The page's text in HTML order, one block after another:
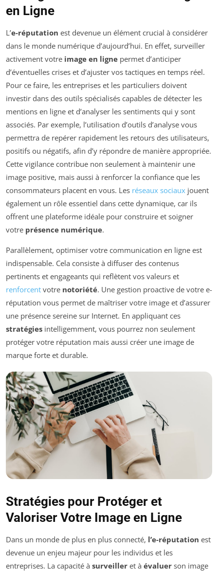
en Ligne
L’e-réputation est devenue un élément crucial à considérer
dans le monde numérique d’aujourd’hui. En effet, surveiller
activement votre image en ligne permet d’anticiper
d’éventuelles crises et d’ajuster vos tactiques en temps réel.
Pour ce faire, les entreprises et les particuliers doivent
investir dans des outils spécialisés capables de détecter les
mentions en ligne et d’analyser les sentiments qui y sont
associés. Par exemple, l’utilisation d’outils d’analyse vous
permettra de repérer rapidement les retours des utilisateurs,
positifs ou négatifs, afin d’y répondre de manière appropriée.
Cette vigilance contribue non seulement à maintenir une
image positive, mais aussi à renforcer la confiance que les
consommateurs placent en vous. Les réseaux sociaux jouent
également un rôle essentiel dans cette dynamique, car ils
offrent une plateforme idéale pour construire et soigner
votre présence numérique.
Parallèlement, optimiser votre communication en ligne est
indispensable. Cela consiste à diffuser des contenus
pertinents et engageants qui reflètent vos valeurs et
renforcent votre notoriété. Une gestion proactive de votre e-
réputation vous permet de maîtriser votre image et d’assurer
une présence sereine sur Internet. En appliquant ces
stratégies intelligemment, vous pourrez non seulement
protéger votre réputation mais aussi créer une image de
marque forte et durable.
Stratégies pour Protéger et
Valoriser Votre Image en Ligne
Dans un monde de plus en plus connecté, l’e-réputation est
devenue un enjeu majeur pour les individus et les
entreprises. La capacité à surveiller et à évaluer son image